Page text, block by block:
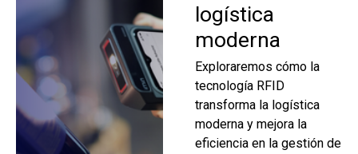
logística
moderna
Exploraremos cómo la
tecnología RFID
transforma la logística
moderna y mejora la
eficiencia en la gestión de